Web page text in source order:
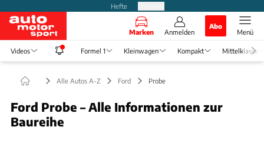
Hefte
Marken Anmelden
Abo
Menü
Videos Formel 1 Kleinwagen Kompakt Mittelklasse
Alle Autos A-Z Ford Probe
Ford Probe – Alle Informationen zur
Baureihe